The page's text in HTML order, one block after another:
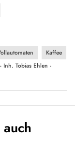
Kaffee
Inh. Tobias Ehlen -